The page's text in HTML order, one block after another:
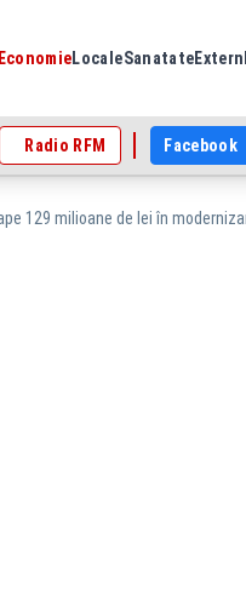
EconomieLocaleSanatateExtern
Radio RFM Facebook